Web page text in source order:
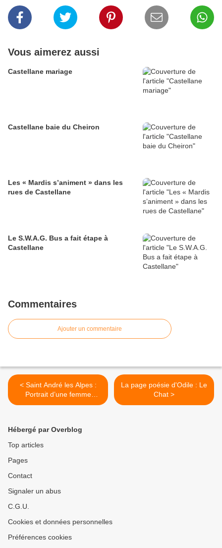
Vous aimerez aussi
Castellane mariage
Castellane baie du Cheiron
Les « Mardis s’animent » dans les
rues de Castellane
Le S.W.A.G. Bus a fait étape à
Castellane
Commentaires
Ajouter un commentaire
< Saint André les Alpes :
Portrait d’une femme
fantastique
La page poésie d'Odile : Le
Chat >
Hébergé par Overblog
Top articles
Pages
Contact
Signaler un abus
C.G.U.
Cookies et données personnelles
Préférences cookies